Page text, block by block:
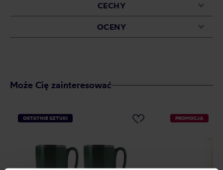
CECHY
OCENY
Może Cię zainteresować
OSTATNIE SZTUKI PROMOCJA